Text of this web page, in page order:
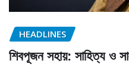
HEADLINES
শিবপূজন সহায়: সাহিত্য ও